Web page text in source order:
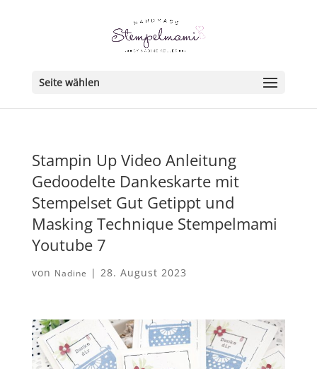
Seite wählen
Stampin Up Video Anleitung
Gedoodelte Dankeskarte mit
Stempelset Gut Getippt und
Masking Technique Stempelmami
Youtube 7
von Nadine | 28. August 2023